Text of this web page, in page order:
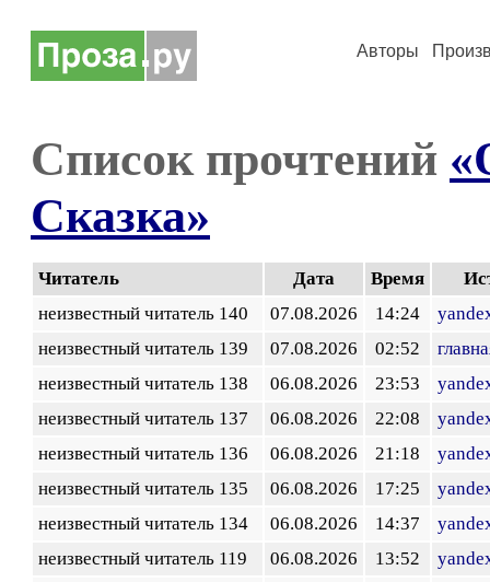
Авторы
Список прочтений
Сказка»
Читатель Дата Время
неизвестный читатель 140
07.08.2026 14:24
неизвестный читатель 139
07.08.2026 02:52
неизвестный читатель 138
06.08.2026 23:53
неизвестный читатель 137
06.08.2026 22:08
неизвестный читатель 136
06.08.2026 21:18
неизвестный читатель 135
06.08.2026 17:25
неизвестный читатель 134
06.08.2026 14:37
неизвестный читатель 119
06.08.2026 13:52